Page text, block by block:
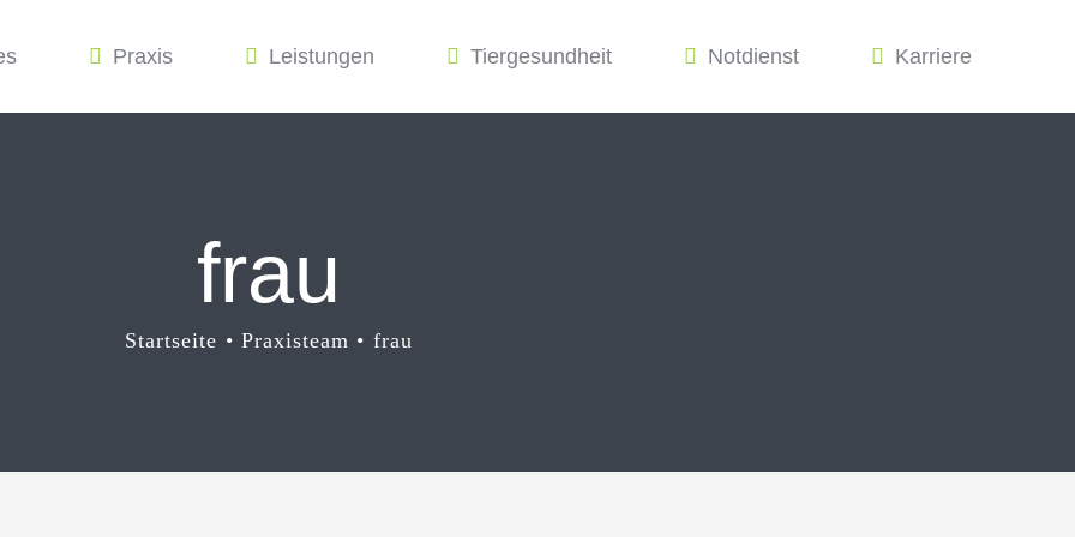
Praxis Leistungen Tiergesundheit Notdienst Karriere
frau
Startseite Praxisteam frau